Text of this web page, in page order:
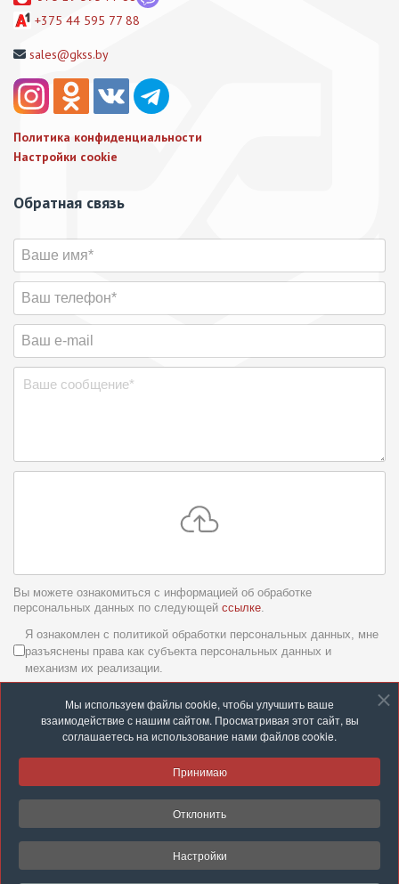
Мы используем файлы cookie, чтобы улучшить ваше
взаимодействие с нашим сайтом. Просматривая этот сайт, вы
соглашаетесь на использование нами файлов cookie.
Принимаю
Отклонить
Настройки
+375 44 595 77 88
sales@gkss.by
Политика конфиденциальности
Настройки cookie
Обратная связь
Вы можете ознакомиться с информацией об обработке
персональных данных по следующей ссылке.
Условия обслуживания *
Я ознакомлен с политикой обработки персональных данных, мне
разъяснены права как субъекта персональных данных и
механизм их реализации.
Отправить
© 2026 ООО «Группа компаний «Строй с нами»
Разработка и техподдержка:site-support.by